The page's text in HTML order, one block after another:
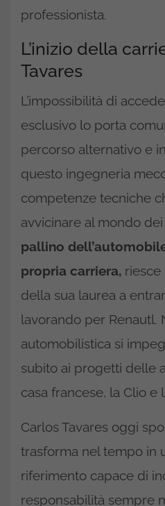
professionista.
L’inizio della
Tavares
L’impossibilità di
esclusivo lo porta
percorso alternativo e
questo ingegneria
competenze tecniche
avvicinare al mondo
pallino
propria carriera, riesce
della sua laurea a
lavorando per Renautl.
automobilistica si
subito ai progetti delle
casa francese, la Clio e
Carlos Tavares oggi
trasforma nel tempo in
riferimento capace di
responsabilità sempre